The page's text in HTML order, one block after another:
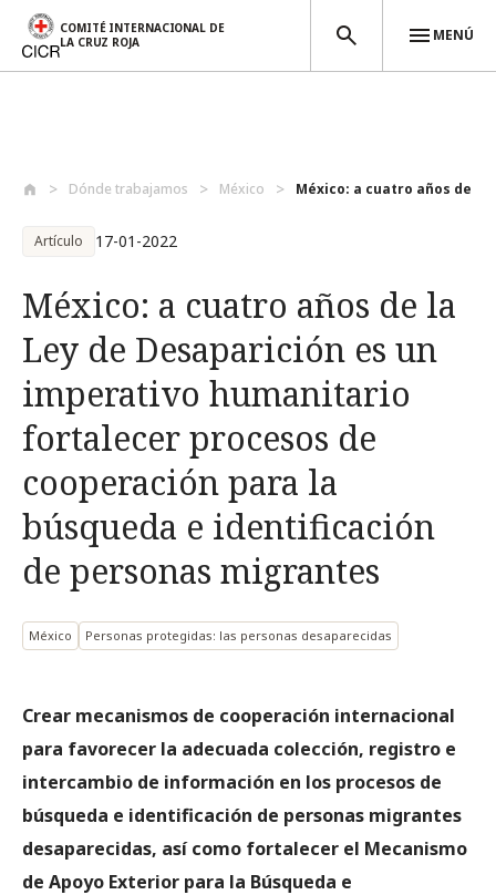
COMITÉ INTERNACIONAL DE
LA CRUZ ROJA
MENÚ
Dónde trabajamos México México: a cuatro años de la
Artículo 17-01-2022
México: a cuatro años de la
Ley de Desaparición es un
imperativo humanitario
fortalecer procesos de
cooperación para la
búsqueda e identificación
de personas migrantes
México Personas protegidas: las personas desaparecidas
Crear mecanismos de cooperación internacional
para favorecer la adecuada colección, registro e
intercambio de información en los procesos de
búsqueda e identificación de personas migrantes
desaparecidas, así como fortalecer el Mecanismo
de Apoyo Exterior para la Búsqueda e